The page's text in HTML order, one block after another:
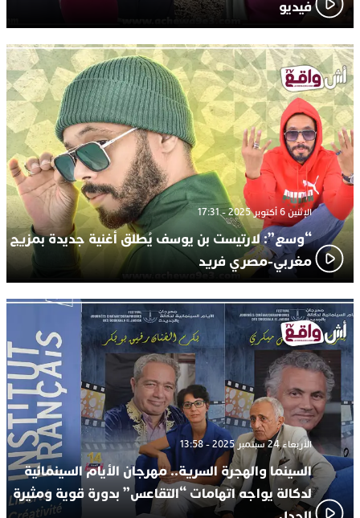
فيديو
الإثنين 6 أكتوبر 2025 - 17:31
“وسع”: لارتيست بن يوسف يُطلق أغنية جديدة بمزيج
مغربي-مصري فريد
الأربعاء 24 سبتمبر 2025 - 13:58
السينما والهجرة السرية.. مهرجان الأيام السينمائية
لدكالة يواجه اتهامات “التقاعس” بدورة قوية ومثيرة